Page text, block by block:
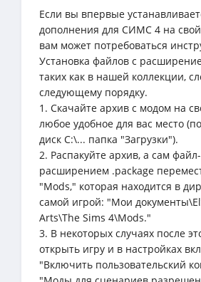
Если вы впервые
дополнения для СИМС 4 на
вам может потребоваться
Установка файлов с
таких как в нашей коллекции,
следующему порядку.
1. Скачайте архив с модом на
любое удобное для вас место
диск C:\... папка "Загрузки").
2. Распакуйте архив, а сам
расширением .package
"Mods," которая находится в
самой игрой: "Мои
Arts\The Sims 4\Mods."
3. В некоторых случаях после
открыть игру и в настройках
"Включить пользовательский